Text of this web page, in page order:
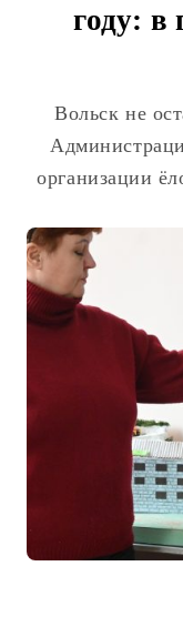
году: в
Вольск не останется без новогодних елок!
организации